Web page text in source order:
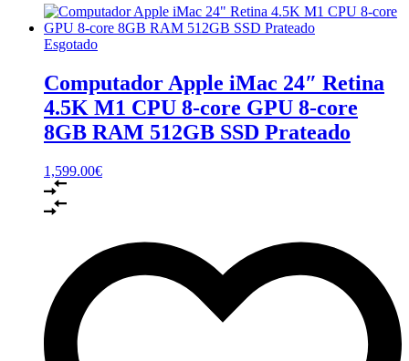
Esgotado
Computador Apple iMac 24″ Retina
4.5K M1 CPU 8-core GPU 8-core
8GB RAM 512GB SSD Prateado
1,599.00€